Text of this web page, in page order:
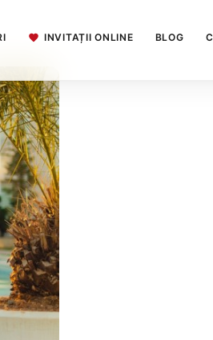
INVITAȚII ONLINE BLOG